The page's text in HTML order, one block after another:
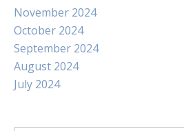
November 2024
October 2024
September 2024
August 2024
July 2024